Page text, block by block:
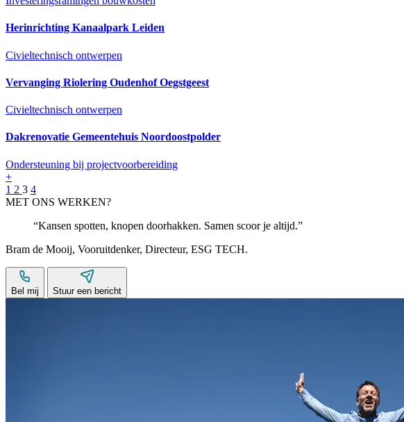
Herinrichting Kanaalpark Leiden
Civieltechnisch ontwerpen
Vervanging Riolering Oudenhof Oegstgeest
Civieltechnisch ontwerpen
Dakrenovatie Gemeentehuis Noordoostpolder
Ondersteuning bij projectvoorbereiding
+
1 2 3 4
MET ONS WERKEN?
Kansen spotten, knopen doorhakken. Samen scoor je altijd.
Bram de Mooij, Vooruitdenker, Directeur, ESG TECH.
Bel mij Stuur een bericht